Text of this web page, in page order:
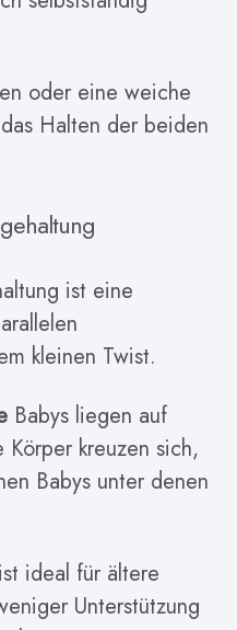
oder eine weiche
Halten der beiden
ist eine
kleinen Twist.
Babys liegen auf
kreuzen sich,
Babys unter denen
ideal für ältere
Unterstützung